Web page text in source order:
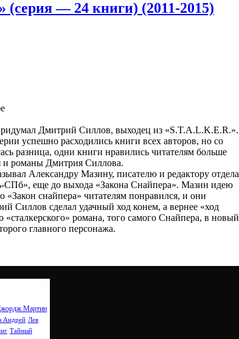
(серия — 24 книги) (2011-2015)
Дмитрий Силлов, выходец из «S.T.A.L.K.E.R.».
успешно расходились книги всех авторов, но со
разница, одни книги нравились читателям больше
и романы Дмитрия Силлова.
Александру Мазину, писателю и редактору отдела
СПб», еще до выхода «Закона Снайпера». Мазин идею
«Закон снайпера» читателям понравился, и они
Силлов сделал удачный ход конем, а вернее «ход
романа, того самого Снайпера, в новый
главного персонажа.
Мартин
Андрей Лев
Тайный